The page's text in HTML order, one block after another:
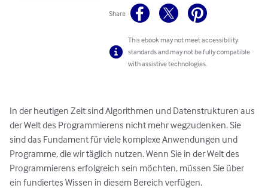
Share
This ebook may not meet accessibility
standards and may not be fully compatible
with assistive technologies.
In der heutigen Zeit sind Algorithmen und Datenstrukturen aus
der Welt des Programmierens nicht mehr wegzudenken. Sie
sind das Fundament für viele komplexe Anwendungen und
Programme, die wir täglich nutzen. Wenn Sie in der Welt des
Programmierens erfolgreich sein möchten, müssen Sie über
ein fundiertes Wissen in diesem Bereich verfügen.